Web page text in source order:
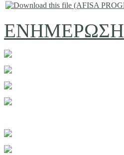
ΕΝΗΜΕΡΩΣΗ